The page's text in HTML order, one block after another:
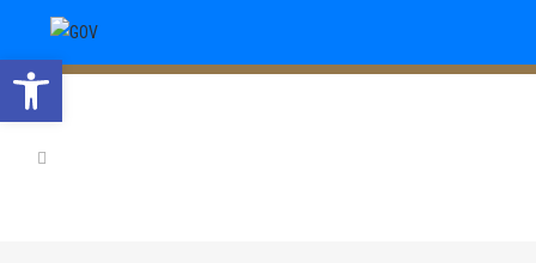
Abrir barra de herramientas